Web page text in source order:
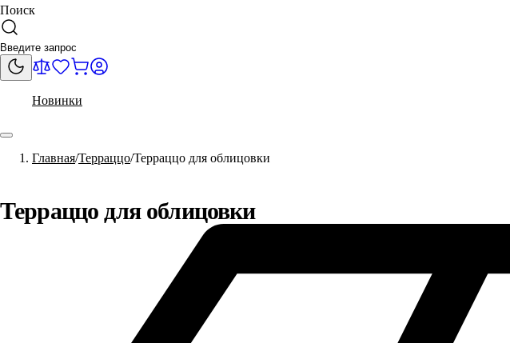
Поиск
Новинки
Главная Терраццо Терраццо для облицовки
Терраццо для облицовки